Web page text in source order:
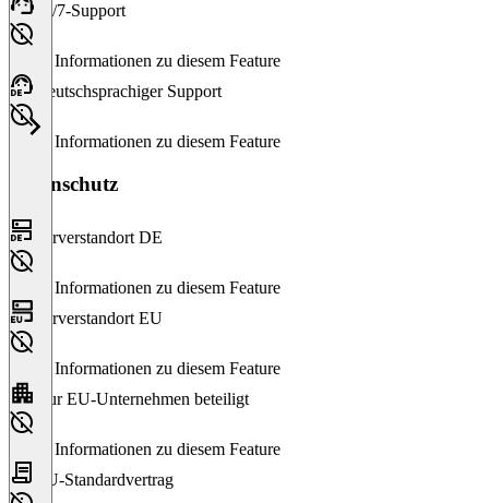
24/7-Support
Keine Informationen zu diesem Feature
Deutschsprachiger Support
Keine Informationen zu diesem Feature
Datenschutz
Serverstandort DE
Keine Informationen zu diesem Feature
Serverstandort EU
Keine Informationen zu diesem Feature
Nur EU-Unternehmen beteiligt
Keine Informationen zu diesem Feature
EU-Standardvertrag